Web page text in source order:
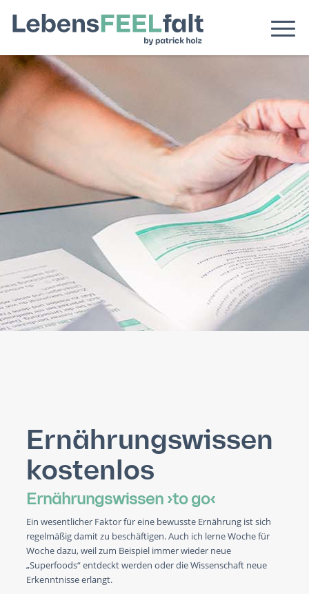
Ernährungswissen
kostenlos
Ernährungswissen ›to go‹
Ein wesentlicher Faktor für eine bewusste Ernährung ist sich
regelmäßig damit zu beschäftigen. Auch ich lerne Woche für
Woche dazu, weil zum Beispiel immer wieder neue
„Superfoods“ entdeckt werden oder die Wissenschaft neue
Erkenntnisse erlangt.